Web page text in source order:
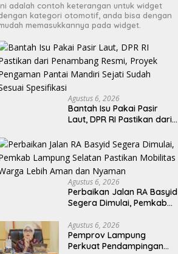
adalah contoh keterangan untuk widget
kategori otomotif, anda bisa dengan
memasukkannya pada widget.
Agustus 6, 2026
Bantah Isu Pakai Pasir
Laut, DPR RI Pastikan dari
Pengaman Pantai Mandiri
Sejati Sudah Sesuai
Spesifikasi
Agustus 6, 2026
Perbaikan Jalan RA Basyid
Segera Dimulai, Pemkab
Mobilitas Warga Lebih
Aman dan Nyaman
Agustus 6, 2026
Pemprov Lampung
Perkuat Pendampingan